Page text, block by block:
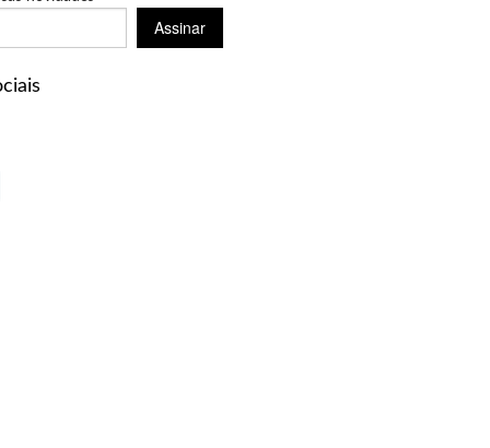
Assinar